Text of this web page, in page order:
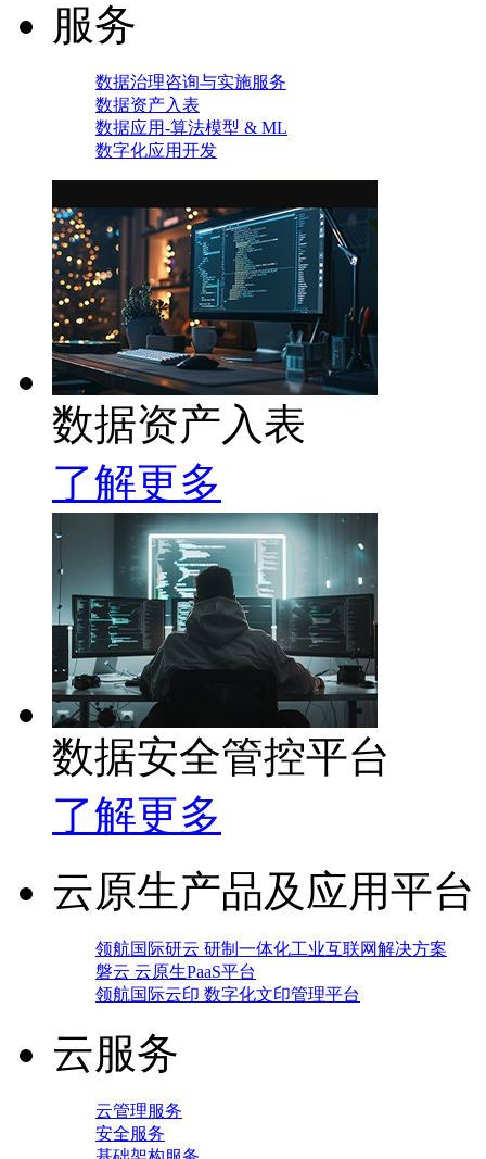
服务
数据治理咨询与实施服务
数据资产入表
数据应用-算法模型 & ML
数字化应用开发
数据资产入表
了解更多
数据安全管控平台
了解更多
云原生产品及应用平台
领航国际研云 研制一体化工业互联网解决方案
磐云 云原生PaaS平台
领航国际云印 数字化文印管理平台
云服务
云管理服务
安全服务